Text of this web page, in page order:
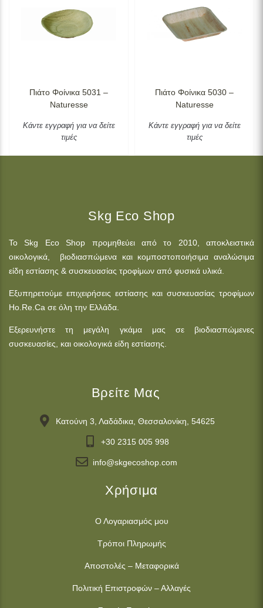
Πιάτο Φοίνικα 5031 –
Naturesse
Κάντε εγγραφή για να δείτε
τιμές
Πιάτο Φοίνικα 5030 –
Naturesse
Κάντε εγγραφή για να δείτε
τιμές
Skg Eco Shop
Το Skg Eco Shop προμηθεύει από το 2010, αποκλειστικά
οικολογικά, βιοδιασπώμενα και κομποστοποιήσιμα αναλώσιμα
είδη εστίασης & συσκευασίας τροφίμων από φυσικά υλικά.
Εξυπηρετούμε επιχειρήσεις εστίασης και συσκευασίας τροφίμων
Ho.Re.Ca σε όλη την Ελλάδα.
Εξερευνήστε τη μεγάλη γκάμα μας σε βιοδιασπώμενες
συσκευασίες, και οικολογικά είδη εστίασης.
Βρείτε Μας
Κατούνη 3, Λαδάδικα, Θεσσαλονίκη, 54625
+30 2315 005 998
info@skgecoshop.com
Χρήσιμα
Ο Λογαριασμός μου
Τρόποι Πληρωμής
Αποστολές – Μεταφορικά
Πολιτική Επιστροφών – Αλλαγές